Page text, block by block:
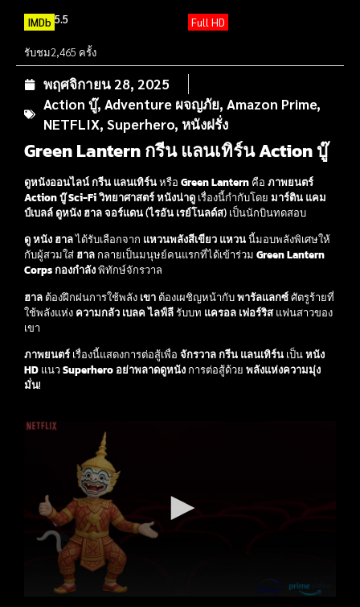
IMDb 5.5 Full HD
รับชม2,465 ครั้ง
พฤศจิกายน 28, 2025
Action บู๊, Adventure ผจญภัย, Amazon Prime,
NETFLIX, Superhero, หนังฝรั่ง
Green Lantern กรีน แลนเทิร์น Action บู๊
ดูหนังออนไลน์ กรีน แลนเทิร์นหรือ Green Lantern คือ ภาพยนตร์
Action บู๊Sci-Fi วิทยาศาสตร์หนังน่าดู เรื่องนี้กำกับโดย มาร์ติน แคม
ป์เบลล์ ดูหนัง ฮาล จอร์แดน(ไรอัน เรย์โนลด์ส) เป็นนักบินทดสอบ
ดู หนัง ฮาลได้รับเลือกจาก แหวนพลังสีเขียว แหวนนี้มอบพลังพิเศษให้
กับผู้สวมใส่ ฮาล กลายเป็นมนุษย์คนแรกที่ได้เข้าร่วม Green Lantern
Corpsกองกำลังพิทักษ์จักรวาล
ฮาล ต้องฝึกฝนการใช้พลัง เขา ต้องเผชิญหน้ากับพารัลแลกซ์ศัตรูร้ายที่
ใช้พลังแห่ง ความกลัว เบลค ไลฟ์ลีรับบท แครอล เฟอร์ริสแฟนสาวของ
เขา
ภาพยนตร์ เรื่องนี้แสดงการต่อสู้เพื่อ จักรวาลกรีน แลนเทิร์น เป็นหนัง
HD แนวSuperhero อย่าพลาดดูหนัง การต่อสู้ด้วย พลังแห่งความมุ่ง
มั่น!